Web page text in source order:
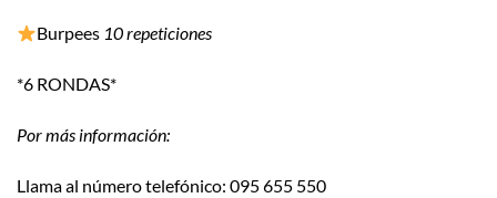
Burpees 10 repeticiones
*6 RONDAS*
Por más información:
Llama al número telefónico: 095 655 550